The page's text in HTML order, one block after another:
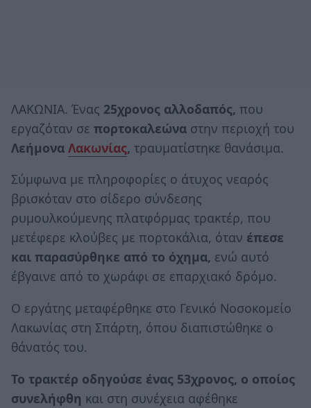
ΛΑΚΩΝΙΑ. Ένας 25χρονος αλλοδαπός, που
εργαζόταν σε πορτοκαλεώνα στην περιοχή του
Λεήμονα Λακωνίας, τραυματίστηκε θανάσιμα.
Σύμφωνα με πληροφορίες ο άτυχος νεαρός
βρισκόταν στο σίδερο σύνδεσης
ρυμουλκούμενης πλατφόρμας τρακτέρ, που
μετέφερε κλούβες με πορτοκάλια, όταν έπεσε
και παρασύρθηκε από το όχημα, ενώ αυτό
έβγαινε από το χωράφι σε επαρχιακό δρόμο.
Ο εργάτης μεταφέρθηκε στο Γενικό Νοσοκομείο
Λακωνίας στη Σπάρτη, όπου διαπιστώθηκε ο
θάνατός του.
Το τρακτέρ οδηγούσε ένας 53χρονος, ο οποίος
συνελήφθη και στη συνέχεια αφέθηκε